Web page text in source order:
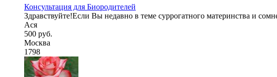
Консультация для Биородителей
Здравствуйте!Если Вы недавно в теме суррогатного материнства и
Ася
500 руб.
Москва
1798